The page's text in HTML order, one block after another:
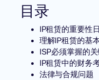
目录
IP租赁的重要性
理解IP租赁的基
ISP必须掌握的
IP租赁中的财务
法律与合规问题